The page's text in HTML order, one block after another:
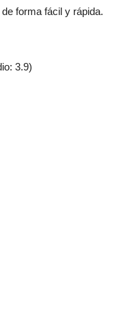
forma fácil y rápida.
3.9)